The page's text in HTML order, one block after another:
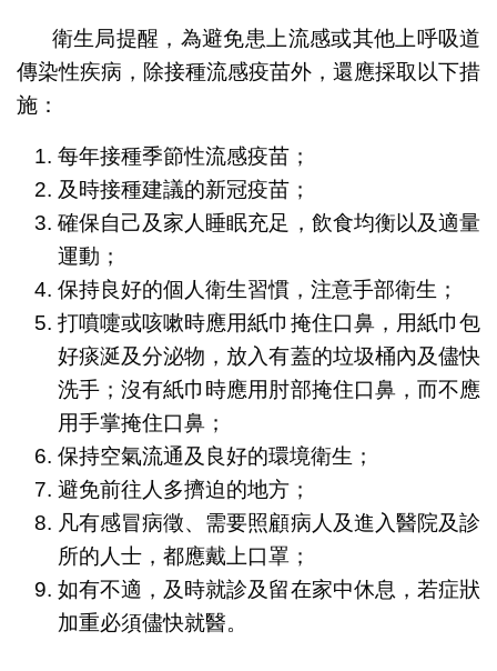
衛生局提醒，為避免患上流感或其他上呼吸道
傳染性疾病，除接種流感疫苗外，還應採取以下措
施：
每年接種季節性流感疫苗；
及時接種建議的新冠疫苗；
確保自己及家人睡眠充足，飲食均衡以及適量
運動；
保持良好的個人衛生習慣，注意手部衛生；
打噴嚏或咳嗽時應用紙巾掩住口鼻，用紙巾包
好痰涎及分泌物，放入有蓋的垃圾桶內及儘快
洗手；沒有紙巾時應用肘部掩住口鼻，而不應
用手掌掩住口鼻；
保持空氣流通及良好的環境衛生；
避免前往人多擠迫的地方；
凡有感冒病徵、需要照顧病人及進入醫院及診
所的人士，都應戴上口罩；
如有不適，及時就診及留在家中休息，若症狀
加重必須儘快就醫。